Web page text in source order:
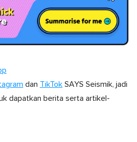
dan TikTok SAYS Seismik, jadi
dapatkan berita serta artikel-